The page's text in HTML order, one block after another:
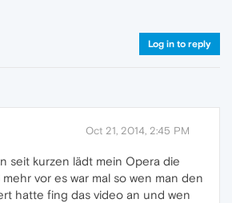
Log in to reply
Oct 21, 2014, 2:45 PM
seit kurzen lädt mein Opera die
vor es war mal so wen man den
hatte fing das video an und wen